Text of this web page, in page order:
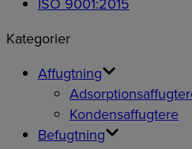
Kategorier
Affugtning
Kondensaffugtere
Befugtning